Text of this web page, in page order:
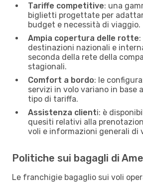
Tariffe competitive: una
biglietti progettate per
budget e necessità di viaggio.
Ampia copertura delle rotte
destinazioni nazionali e
seconda della rete della
stagionali.
Comfort a bordo: le
servizi in volo variano in base
tipo di tariffa.
Assistenza clienti: è
quesiti relativi alla
voli e informazioni generali di
Politiche sui bagagli di
Le franchigie bagaglio sui voli